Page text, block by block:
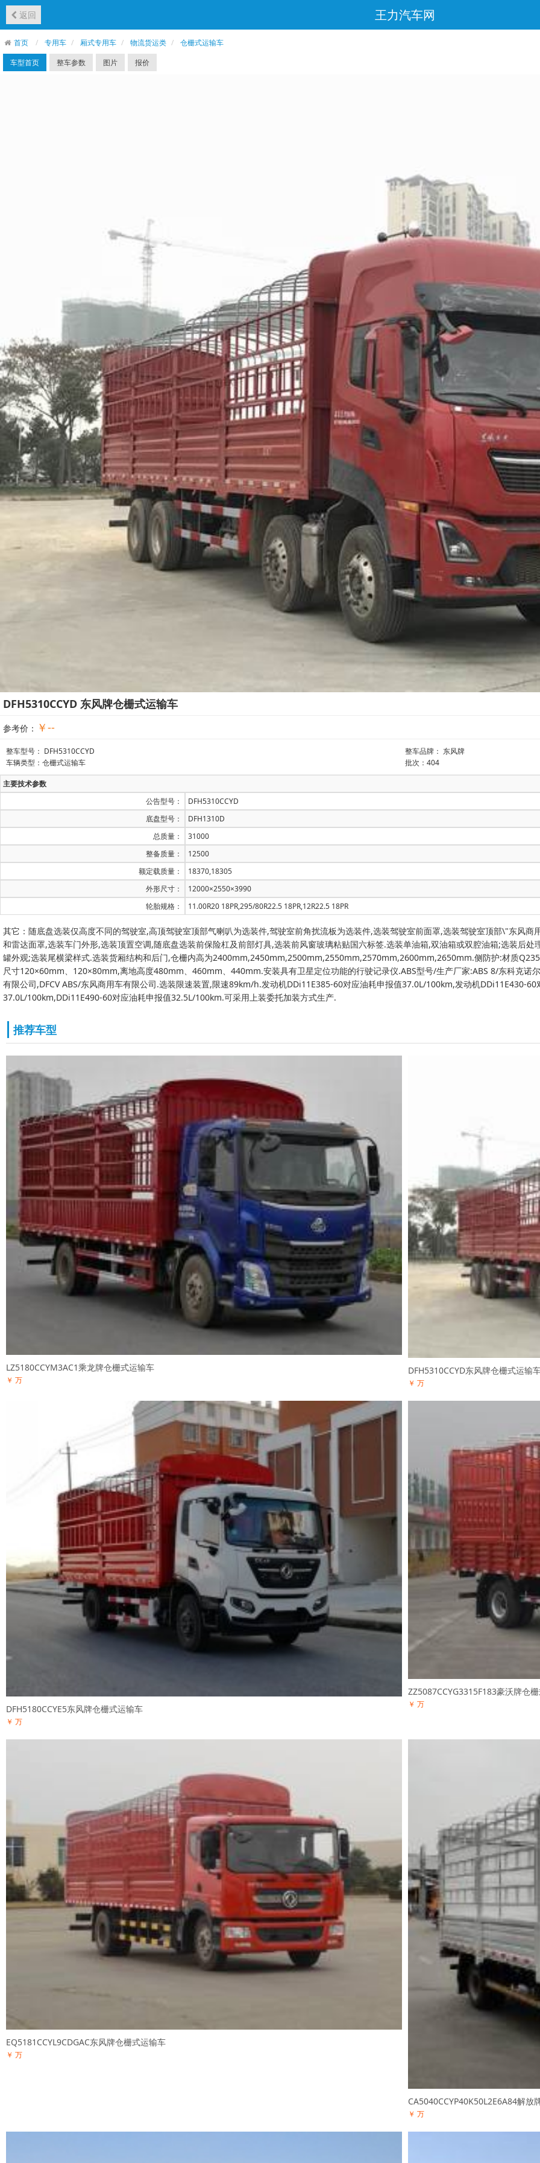
返回 王力汽车网
首页 专用车 厢式专用车 物流货运类
仓栅式运输车
车型首页
整车参数 图片 报价
DFH5310CCYD 东风牌仓栅式运输车
参考价： ￥--
整车型号： DFH5310CCYD
整车品牌： 东风牌
车辆类型：仓栅式运输车
批次：404
主要技术参数
公告型号：
DFH5310CCYD
底盘型号：
DFH1310D
总质量：
31000
整备质量：
12500
额定载质量：
18370,18305
外形尺寸：
12000×2550×3990
轮胎规格：
11.00R20 18PR,295/80R22.5 18PR,12R22.5 18PR
其它：随底盘选装仅高度不同的驾驶室,高顶驾驶室顶部气喇叭为选装件,驾驶室前角扰流板为选装件,选装驾驶室前面罩,选装驾驶室顶部\"东风
和雷达面罩,选装车门外形,选装顶置空调,随底盘选装前保险杠及前部灯具,选装前风窗玻璃粘贴国六标签.选装单油箱,双油箱或双腔油箱;选装后
罐外观;选装尾横梁样式.选装货厢结构和后门,仓栅内高为2400mm,2450mm,2500mm,2550mm,2570mm,2600mm,2650mm.侧防护:材质
尺寸120×60mm、120×80mm,离地高度480mm、460mm、440mm.安装具有卫星定位功能的行驶记录仪.ABS型号/生产厂家:ABS 8/东科克诺
有限公司,DFCV ABS/东风商用车有限公司.选装限速装置,限速89km/h.发动机DDi11E385-60对应油耗申报值37.0L/100km,发动机DDi11E430-
37.0L/100km,DDi11E490-60对应油耗申报值32.5L/100km.可采用上装委托加装方式生产.
推荐车型
LZ5180CCYM3AC1乘龙牌仓栅式运输车
￥ 万
DFH5310CCYD东风牌仓栅式运输
￥ 万
DFH5180CCYE5东风牌仓栅式运输车
￥ 万
ZZ5087CCYG3315F183豪沃牌仓
￥ 万
EQ5181CCYL9CDGAC东风牌仓栅式运输车
￥ 万
CA5040CCYP40K50L2E6A84解放
￥ 万